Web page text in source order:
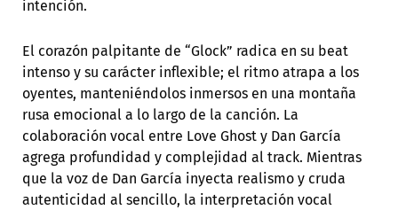
intención.
El corazón palpitante de “Glock” radica en su beat
intenso y su carácter inflexible; el ritmo atrapa a los
oyentes, manteniéndolos inmersos en una montaña
rusa emocional a lo largo de la canción. La
colaboración vocal entre Love Ghost y Dan García
agrega profundidad y complejidad al track. Mientras
que la voz de Dan García inyecta realismo y cruda
autenticidad al sencillo, la interpretación vocal